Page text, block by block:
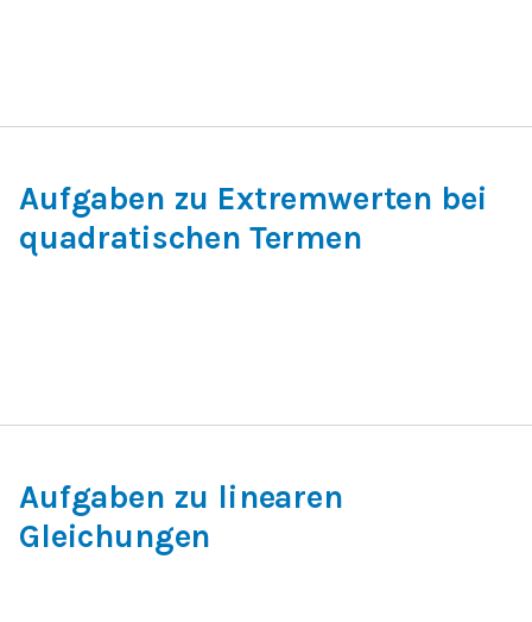
Aufgaben zu Extremwerten bei
quadratischen Termen
Aufgaben zu linearen
Gleichungen